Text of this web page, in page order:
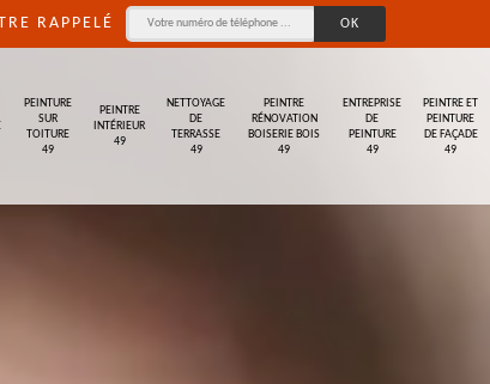
RAPPELÉ
PEINTURE
SUR
TOITURE
49
PEINTRE
INTÉRIEUR
49
NETTOYAGE
DE
TERRASSE
49
PEINTRE
RÉNOVATION
BOISERIE BOIS
49
ENTREPRISE
DE
PEINTURE
49
PEINTRE ET
PEINTURE
DE FAÇADE
49